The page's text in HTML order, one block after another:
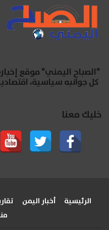
"الصباح اليمني" موقع
كل جوانبه سياسية،
خليك معنا
الرئيسية أخبار اليمن